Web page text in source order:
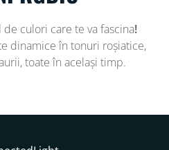
culori care te va fascina!
dinamice în tonuri roșiatice,
toate în același timp.